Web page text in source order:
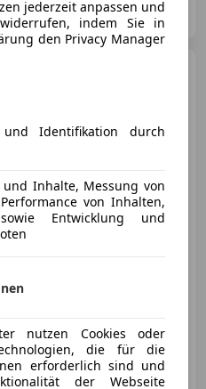
€ 26 900
jederzeit anpassen und
indem Sie in
den Privacy Manager
und Identifikation durch
Inhalte, Messung von
von Inhalten,
Entwicklung und
nutzen Cookies oder
die für die
erforderlich sind und
der Webseite